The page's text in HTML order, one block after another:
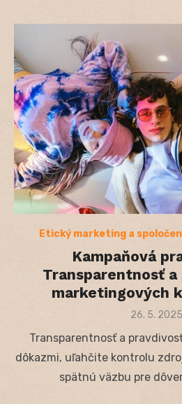
Etický marketing a
Kampaňová
Transparentnosť
marketingových
Posted
26. 5. 2025
Transparentnosť a
dôkazmi, uľahčite kontrolu
spätnú väzbu pre